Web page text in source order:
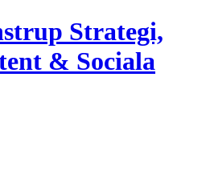
Strategi,
& Sociala